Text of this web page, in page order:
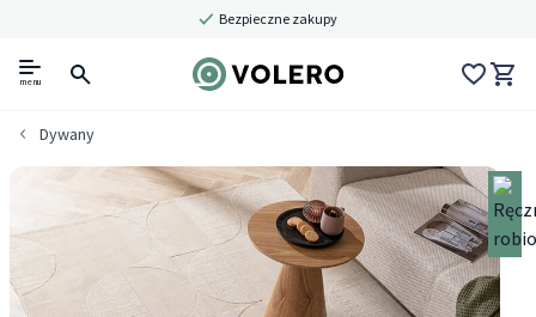
Bezpieczne zakupy
menu
Dywany